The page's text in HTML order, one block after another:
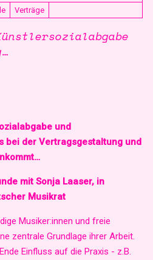
Verträge
und
bei der Vertragsgestaltung und
mit Sonja Laaser, in
Musikrat
Musiker:innen und freie
zentrale Grundlage ihrer Arbeit.
Einfluss auf die Praxis - z.B.